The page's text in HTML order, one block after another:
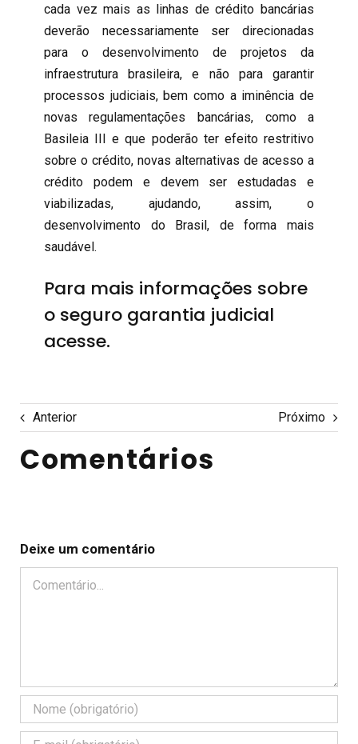
cada vez mais as linhas de crédito bancárias
deverão necessariamente ser direcionadas
para o desenvolvimento de projetos da
infraestrutura brasileira, e não para garantir
processos judiciais, bem como a iminência de
novas regulamentações bancárias, como a
Basileia III e que poderão ter efeito restritivo
sobre o crédito, novas alternativas de acesso a
crédito podem e devem ser estudadas e
viabilizadas, ajudando, assim, o
desenvolvimento do Brasil, de forma mais
saudável.
Para mais informações sobre
o seguro garantia judicial
acesse.
Anterior Próximo
Comentários
Deixe um comentário
Comentário